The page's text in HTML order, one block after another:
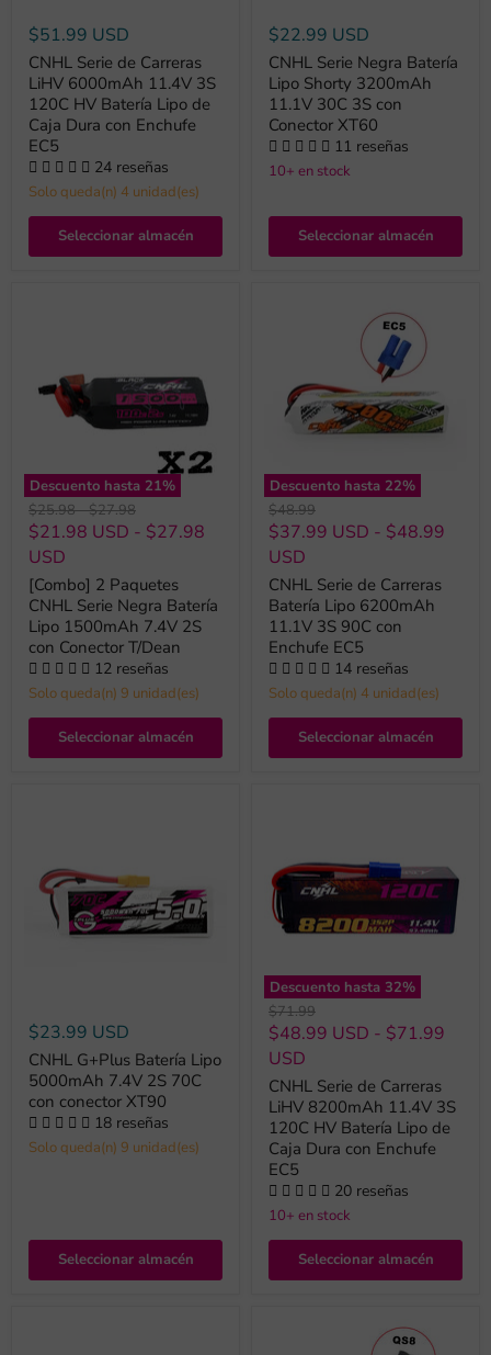
$51.99 USD
CNHL Serie de Carreras
LiHV 6000mAh 11.4V 3S
120C HV Batería Lipo de
Caja Dura con Enchufe
EC5
24 reseñas
Solo queda(n) 4 unidad(es)
Seleccionar almacén
$22.99 USD
CNHL Serie Negra Batería
Lipo Shorty 3200mAh
11.1V 30C 3S con
Conector XT60
11 reseñas
10+ en stock
Seleccionar almacén
Descuento hasta 21%
Precio
original
$25.98-Precio
original
$27.98
$21.98 USD - $27.98
USD
[Combo] 2 Paquetes
CNHL Serie Negra Batería
Lipo 1500mAh 7.4V 2S
con Conector T/Dean
12 reseñas
Solo queda(n) 9 unidad(es)
Seleccionar almacén
Descuento hasta 22%
Precio
original
$48.99
$37.99 USD - $48.99
USD
CNHL Serie de Carreras
Batería Lipo 6200mAh
11.1V 3S 90C con
Enchufe EC5
14 reseñas
Solo queda(n) 4 unidad(es)
Seleccionar almacén
$23.99 USD
CNHL G+Plus Batería Lipo
5000mAh 7.4V 2S 70C
con conector XT90
18 reseñas
Solo queda(n) 9 unidad(es)
Seleccionar almacén
Descuento hasta 32%
Precio
original
$71.99
$48.99 USD - $71.99
USD
CNHL Serie de Carreras
LiHV 8200mAh 11.4V 3S
120C HV Batería Lipo de
Caja Dura con Enchufe
EC5
20 reseñas
10+ en stock
Seleccionar almacén